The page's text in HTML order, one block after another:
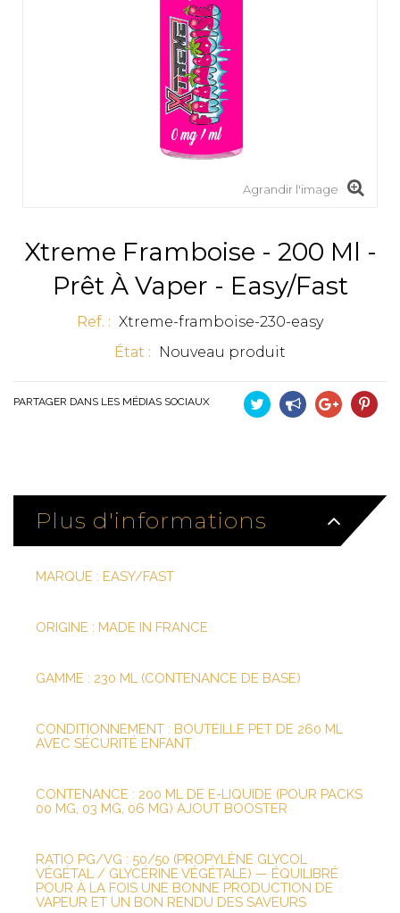
Agrandir l'image
Xtreme Framboise - 200 Ml -
Prêt À Vaper - Easy/Fast
Ref. : Xtreme-framboise-230-easy
État :
Nouveau produit
PARTAGER DANS LES MÉDIAS SOCIAUX
Plus d'informations
MARQUE : EASY/FAST
ORIGINE : MADE IN FRANCE
GAMME : 230 ML (CONTENANCE DE BASE)
CONDITIONNEMENT : BOUTEILLE PET DE 260 ML
AVEC SÉCURITÉ ENFANT
CONTENANCE : 200 ML DE E-LIQUIDE (POUR PACKS
00 MG, 03 MG, 06 MG) AJOUT BOOSTER
RATIO PG/VG : 50/50 (PROPYLÈNE GLYCOL
VÉGÉTAL / GLYCÉRINE VÉGÉTALE) — ÉQUILIBRÉ
POUR À LA FOIS UNE BONNE PRODUCTION DE
VAPEUR ET UN BON RENDU DES SAVEURS